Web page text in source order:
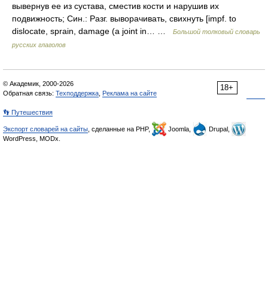
вывернув ее из сустава, сместив кости и нарушив их
подвижность; Син.: Разг. выворачивать, свихнуть [impf. to
dislocate, sprain, damage (a joint in… …
Большой толковый словарь
русских глаголов
18+
© Академик, 2000-2026
Обратная связь: Техподдержка Реклама на сайте
👣 Путешествия
Экспорт словарей на сайты , сделанные на PHP, Joomla,
Drupal,
WordPress, MODx.